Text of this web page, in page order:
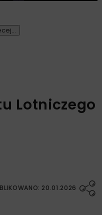
Lotniczego
20.01.2026